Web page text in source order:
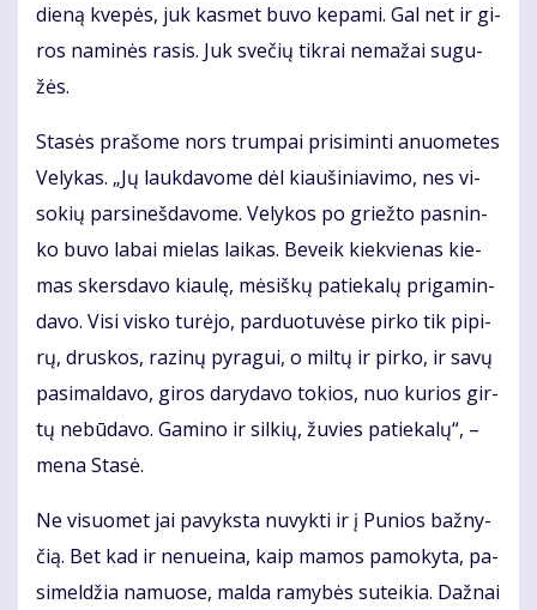
die­ną kve­pės, juk kas­met bu­vo ke­pa­mi. Gal net ir gi­
ros na­mi­nės ra­sis. Juk sve­čių tik­rai ne­ma­žai su­gu­
žės.
Sta­sės pra­šo­me nors trum­pai pri­si­min­ti anuo­me­tes
Ve­ly­kas. „Jų lauk­da­vo­me dėl kiau­ši­nia­vi­mo, nes vi­
so­kių par­si­neš­da­vo­me. Ve­ly­kos po griež­to pas­nin­
ko bu­vo la­bai mie­las lai­kas. Be­veik kiek­vie­nas kie­
mas skers­da­vo kiau­lę, mė­siš­kų pa­tie­ka­lų pri­ga­min­
da­vo. Vi­si vis­ko tu­rė­jo, par­duo­tu­vė­se pir­ko tik pi­pi­
rų, drus­kos, ra­zi­nų py­ra­gui, o mil­tų ir pir­ko, ir sa­vų
pa­si­mal­da­vo, gi­ros da­ry­da­vo to­kios, nuo ku­rios gir­
tų ne­bū­da­vo. Ga­mi­no ir sil­kių, žu­vies pa­tie­ka­lų“, –
me­na Sta­sė.
Ne vi­suo­met jai pa­vyks­ta nu­vyk­ti ir į Pu­nios baž­ny­
čią. Bet kad ir ne­nu­ei­na, kaip ma­mos pa­mo­ky­ta, pa­
si­mel­džia na­muo­se, mal­da ra­my­bės su­tei­kia. Daž­nai